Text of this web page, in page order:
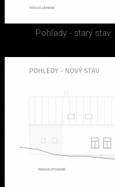
Pohľady - starý stav